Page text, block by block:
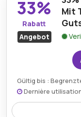
33%
Rabatt
Angebot
Mit
Gültig bis :
Dernière